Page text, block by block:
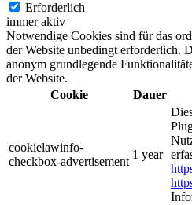
Erforderlich
immer aktiv
Notwendige Cookies sind für das
der Website unbedingt erforderlich.
anonym grundlegende
der Website.
Cookie
Dauer
cookielawinfo-
checkbox-advertisement
1 year